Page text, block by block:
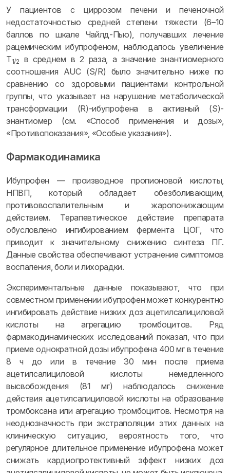
У пациентов с циррозом печени и печеночной
недостаточностью средней степени тяжести (6–10
баллов по шкале Чайлд-Пью), получавших лечение
рацемическим ибупрофеном, наблюдалось увеличение
T1/2
в среднем в 2 раза, а значение энантиомерного
соотношения AUC (S/R) было значительно ниже по
сравнению со здоровыми пациентами контрольной
группы, что указывает на нарушение метаболической
трансформации (R)-ибупрофена в активный (S)-
энантиомер (см. «Способ применения и дозы»,
«Противопоказания», «Особые указания»).
Фармакодинамика
Ибупрофен — производное пропионовой кислоты,
НПВП, который обладает обезболивающим,
противовоспалительным и жаропонижающим
действием. Терапевтическое действие препарата
обусловлено ингибированием фермента ЦОГ, что
приводит к значительному снижению синтеза ПГ.
Данные свойства обеспечивают устранение симптомов
воспаления, боли и лихорадки.
Экспериментальные данные показывают, что при
совместном применении ибупрофен может конкурентно
ингибировать действие низких доз ацетилсалициловой
кислоты на агрегацию тромбоцитов. Ряд
фармакодинамических исследований показал, что при
приеме однократной дозы ибупрофена 400 мг в течение
8 ч до или в течение 30 мин после приема
ацетилсалициловой кислоты немедленного
высвобождения (81 мг) наблюдалось снижение
действия ацетилсалициловой кислоты на образование
тромбоксана или агрегацию тромбоцитов. Несмотря на
неоднозначность при экстраполяции этих данных на
клиническую ситуацию, вероятность того, что
регулярное длительное применение ибупрофена может
снижать кардиопротективный эффект низких доз